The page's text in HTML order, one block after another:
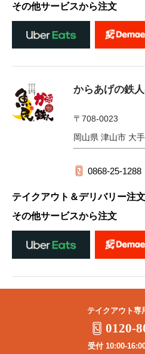
その他サービスから注文
からあげの鉄
〒708-0023
岡山県 津山市 大
0868-25-1288
テイクアウト＆デリバリー注文
その他サービスから注文
テイクアウト専
0120-
受付 10:00-